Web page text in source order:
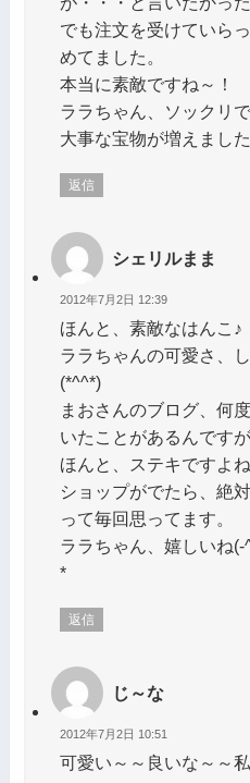
でも注文を受けていら
めてました。
本当に素敵ですね～！
ララちゃん、ソックリで
大事な宝物が増えまし
返信
シェリルまま
2012年7月2日 12:39
ほんと、素敵なはんこ♪
ララちゃんの可愛さ、
(*^^*)
まおさんのブログ、何
いたことがあるんですが
ほんと、ステキですよね
ショップがでたら、絶
って毎回思ってます。
ララちゃん、嬉しいね(-
*
返信
じ～な
2012年7月2日 10:51
可愛い～～良いな～～